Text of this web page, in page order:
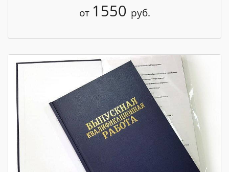
от 1550 руб.